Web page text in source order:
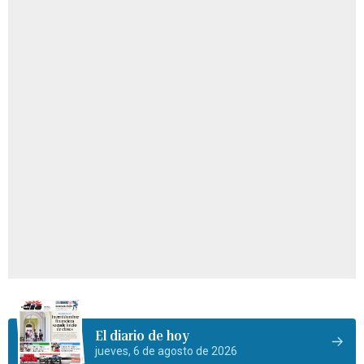
El diario de hoy
jueves, 6 de agosto de 2026